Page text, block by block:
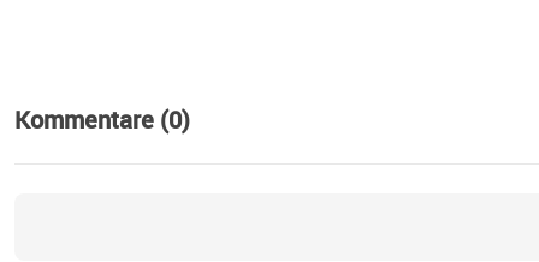
Kommentare (0)